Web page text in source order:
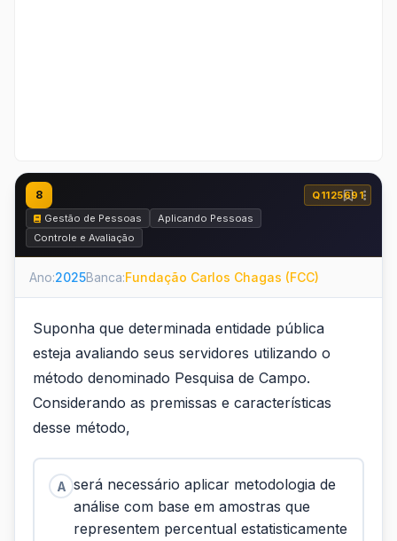
8
Q1125691
Gestão de Pessoas
Aplicando Pessoas
Controle e Avaliação
Ano:2025Banca:Fundação Carlos Chagas (FCC)
Suponha que determinada entidade pública
esteja avaliando seus servidores utilizando o
método denominado Pesquisa de Campo.
Considerando as premissas e características
desse método,
A será necessário aplicar metodologia de
análise com base em amostras que
representem percentual estatisticamente